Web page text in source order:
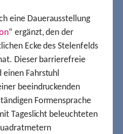
eine Dauerausstellung
“ ergänzt, den der
Ecke des Stelenfelds
Dieser barrierefreie
einen Fahrstuhl
beeindruckenden
Formensprache
Tageslicht beleuchteten